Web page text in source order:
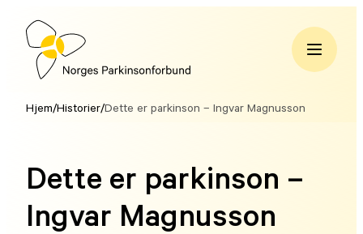
Hopp
innholdNorges
Hjem/Historier/Dette er parkinson – Ingvar Magnusson
Dette er parkinson –
Ingvar Magnusson